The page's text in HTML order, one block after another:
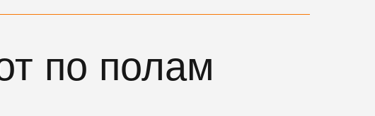
по полам